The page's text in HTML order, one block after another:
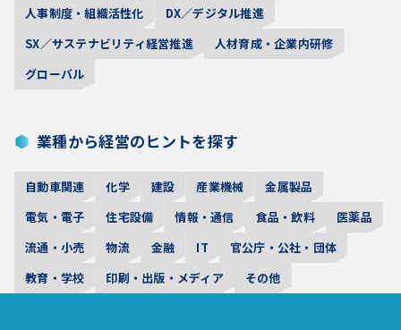
人事制度・組織活性化
DX／デジタル推進
SX／サステナビリティ経営推進
人材育成・企業内研修
グローバル
業種から経営のヒントを探す
自動車関連 化学 建設 産業機械
金属製品
電気・電子
住宅設備 情報・通信 食品・飲料
医薬品
流通・小売
物流 金融 IT
官公庁・公社・団体
教育・学校
印刷・出版・メディア その他